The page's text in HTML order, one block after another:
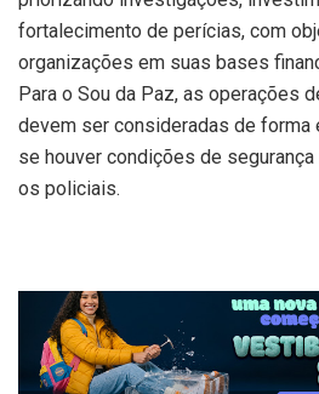
fortalecimento de perícias, com
organizações em suas bases
Para o Sou da Paz, as operações
devem ser consideradas de forma
se houver condições de
os policiais.